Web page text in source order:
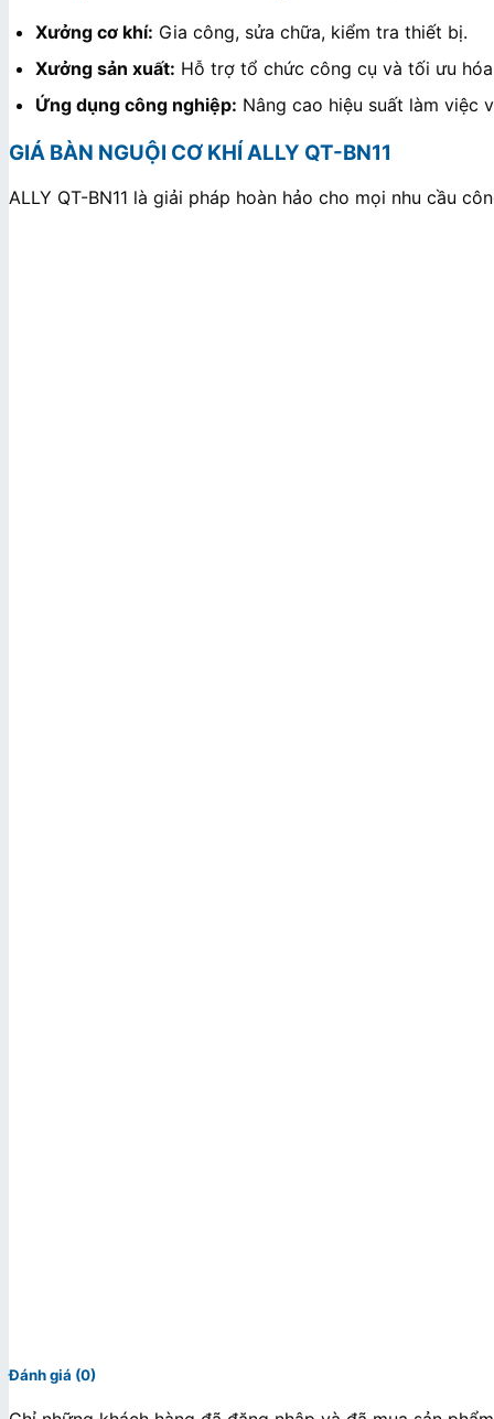
Xưởng cơ khí: Gia công, sửa chữa, kiểm tra thiết bị.
Xưởng sản xuất: Hỗ trợ tổ chức công cụ và tối ưu
Ứng dụng công nghiệp: Nâng cao hiệu suất làm việc
GIÁ BÀN NGUỘI CƠ KHÍ ALLY QT-BN11
ALLY QT-BN11 là giải pháp hoàn hảo cho mọi nhu cầu
Đánh giá (0)